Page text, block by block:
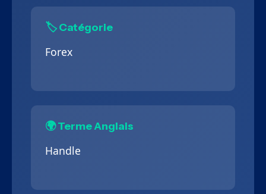
🏷️ Catégorie
Forex
🌍 Terme Anglais
Handle